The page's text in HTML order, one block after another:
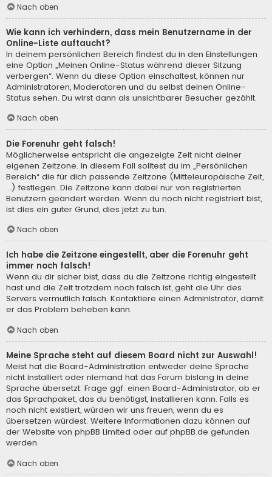
Nach oben
Wie kann ich verhindern, dass mein Benutzername in der
Online-Liste auftaucht?
In deinem persönlichen Bereich findest du in den Einstellungen
eine Option „Meinen Online-Status während dieser Sitzung
verbergen“. Wenn du diese Option einschaltest, können nur
Administratoren, Moderatoren und du selbst deinen Online-
Status sehen. Du wirst dann als unsichtbarer Besucher gezählt.
Nach oben
Die Forenuhr geht falsch!
Möglicherweise entspricht die angezeigte Zeit nicht deiner
eigenen Zeitzone. In diesem Fall solltest du im „Persönlichen
Bereich“ die für dich passende Zeitzone (Mitteleuropäische Zeit,
...) festlegen. Die Zeitzone kann dabei nur von registrierten
Benutzern geändert werden. Wenn du noch nicht registriert bist,
ist dies ein guter Grund, dies jetzt zu tun.
Nach oben
Ich habe die Zeitzone eingestellt, aber die Forenuhr geht
immer noch falsch!
Wenn du dir sicher bist, dass du die Zeitzone richtig eingestellt
hast und die Zeit trotzdem noch falsch ist, geht die Uhr des
Servers vermutlich falsch. Kontaktiere einen Administrator, damit
er das Problem beheben kann.
Nach oben
Meine Sprache steht auf diesem Board nicht zur Auswahl!
Meist hat die Board-Administration entweder deine Sprache
nicht installiert oder niemand hat das Forum bislang in deine
Sprache übersetzt. Frage ggf. einen Board-Administrator, ob er
das Sprachpaket, das du benötigst, installieren kann. Falls es
noch nicht existiert, würden wir uns freuen, wenn du es
übersetzen würdest. Weitere Informationen dazu können auf
der Website von phpBB Limited oder auf phpBB.de gefunden
werden.
Nach oben